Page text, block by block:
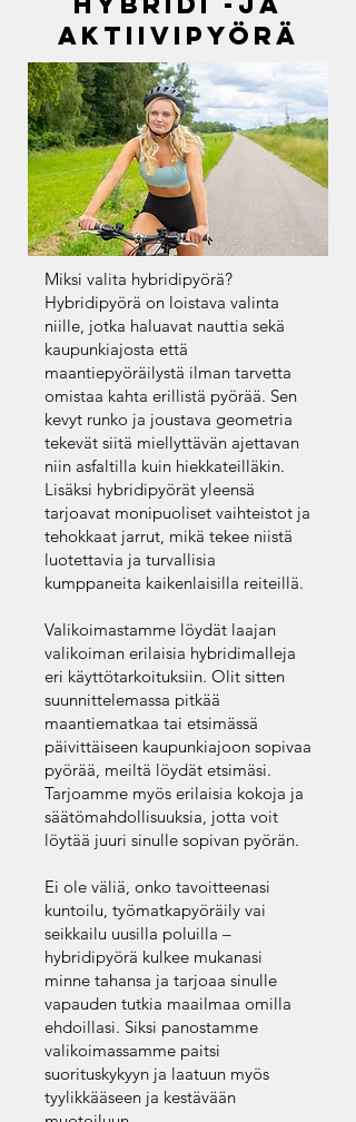
aktiivipyörä
Miksi valita hybridipyörä?
Hybridipyörä on loistava valinta
niille, jotka haluavat nauttia sekä
kaupunkiajosta että
maantiepyöräilystä ilman tarvetta
omistaa kahta erillistä pyörää. Sen
kevyt runko ja joustava geometria
tekevät siitä miellyttävän ajettavan
niin asfaltilla kuin hiekkateilläkin.
Lisäksi hybridipyörät yleensä
tarjoavat monipuoliset vaihteistot ja
tehokkaat jarrut, mikä tekee niistä
luotettavia ja turvallisia
kumppaneita kaikenlaisilla reiteillä.
Valikoimastamme löydät laajan
valikoiman erilaisia hybridimalleja
eri käyttötarkoituksiin. Olit sitten
suunnittelemassa pitkää
maantiematkaa tai etsimässä
päivittäiseen kaupunkiajoon sopivaa
pyörää, meiltä löydät etsimäsi.
Tarjoamme myös erilaisia kokoja ja
säätömahdollisuuksia, jotta voit
löytää juuri sinulle sopivan pyörän.
Ei ole väliä, onko tavoitteenasi
kuntoilu, työmatkapyöräily vai
seikkailu uusilla poluilla –
hybridipyörä kulkee mukanasi
minne tahansa ja tarjoaa sinulle
vapauden tutkia maailmaa omilla
ehdoillasi. Siksi panostamme
valikoimassamme paitsi
suorituskykyyn ja laatuun myös
tyylikkääseen ja kestävään